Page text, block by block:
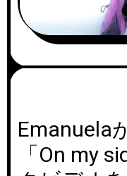
Emanuela
「On my